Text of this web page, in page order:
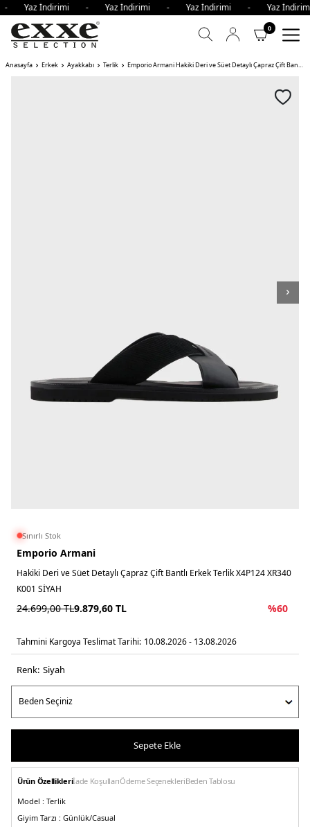
- Yaz İndirimi - Yaz İndirimi - Yaz İndirimi - Yaz
0
Anasayfa Erkek Ayakkabı Terlik Emporio Armani Hakiki Deri ve Süet Detaylı Çapraz Çift Bantlı Erkek Terlik
Sınırlı Stok
Emporio Armani
Hakiki Deri ve Süet Detaylı Çapraz Çift Bantlı Erkek Terlik X4P124 XR340
K001 SİYAH
24.699,00TL9.879,60 TL %60
Tahmini Kargoya Teslimat Tarihi: 10.08.2026 - 13.08.2026
Renk: si̇yah
Sepete Ekle
Ürün Özellikleriİade KoşullarıÖdeme SeçenekleriBeden Tablosu
Model : Terlik
Giyim Tarzı : Günlük/Casual